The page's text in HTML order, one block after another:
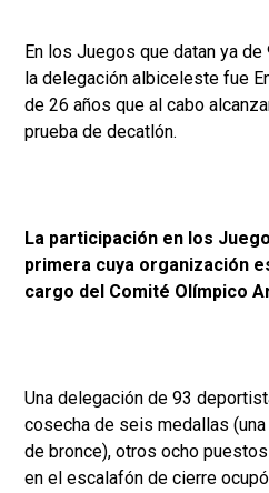
En los Juegos que datan ya
la delegación albiceleste fue
de 26 años que al cabo
prueba de decatlón.
La participación en los
primera cuya organización
cargo del Comité Olímpico
Una delegación de 93
cosecha de seis medallas
de bronce), otros ocho
en el escalafón de cierre